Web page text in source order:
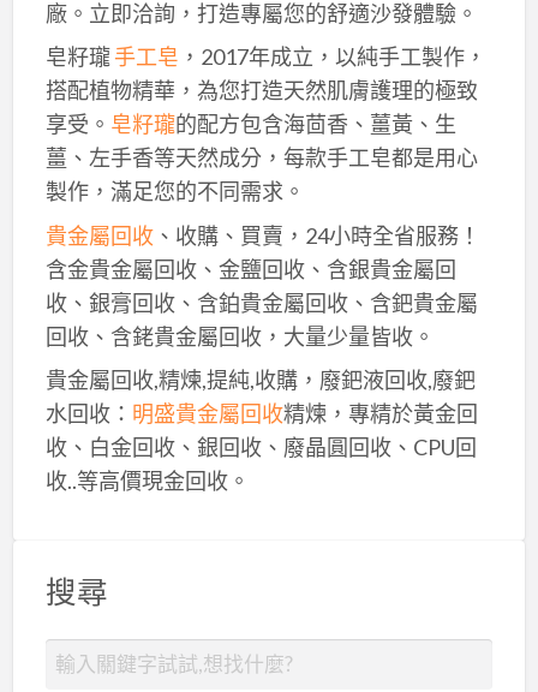
廠。立即洽詢，打造專屬您的舒適沙發體驗。
皂籽瓏手工皂 ，2017年成立，以純手工製作，
搭配植物精華，為您打造天然肌膚護理的極致
享受。 皂籽瓏的配方包含海茴香、薑黃、生
薑、左手香等天然成分，每款手工皂都是用心
製作，滿足您的不同需求。
貴金屬回收、收購、買賣，24小時全省服務！
含金貴金屬回收、金鹽回收、含銀貴金屬回
收、銀膏回收、含鉑貴金屬回收、含鈀貴金屬
回收、含銠貴金屬回收，大量少量皆收。
貴金屬回收,精煉,提純,收購，廢鈀液回收,廢鈀
水回收： 明盛貴金屬回收精煉，專精於黃金回
收、白金回收、銀回收、廢晶圓回收、CPU回
收..等高價現金回收。
搜尋